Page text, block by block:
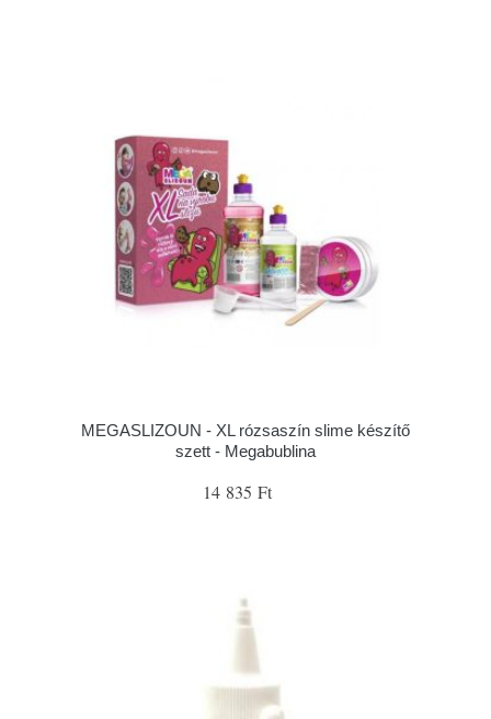
MEGASLIZOUN - XL rózsaszín slime készítő
szett - Megabublina
14 835 Ft